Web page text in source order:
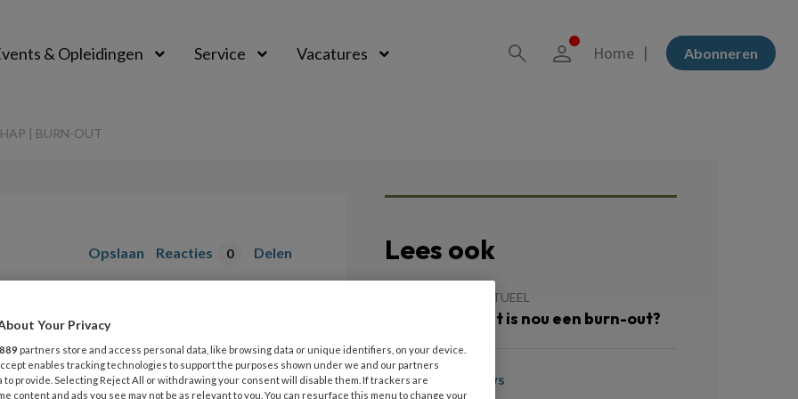
& Opleidingen Service Vacatures Abonneren
Home
| BURN-OUT
Opslaan Reacties 0 Delen
|
Lees ook
ACTUEEL
Luistertip | Wat is nou een burn-out?
Toon meer nieuws
Your Privacy
889 partners store and access personal data, like browsing data or unique identifiers, on your device.
enables tracking technologies to support the purposes shown under we and our partners
to provide. Selecting Reject All or withdrawing your consent will disable them. If trackers are
content and ads you see may not be as relevant to you. You can resurface this menu to change your